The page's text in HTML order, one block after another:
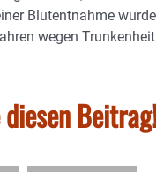
Blutentnahme
wegen